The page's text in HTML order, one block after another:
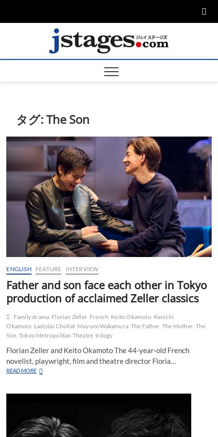
ージ
タグ:The Son
ENGLISH FEATURE INTERVIEW
Father and son face each other in Tokyo
production of acclaimed Zeller classics
Family drama Florian Zeller French Keito Okamoto Kenichi
Okamoto Ladislas Chollat Mayumi Wakamura The Father The Mother The
Son Tokyo Metropolitan Theatre trilogy
Florian Zeller and Keito Okamoto The 44-year-old French
novelist, playwright, film and theatre director Floria…
READ MOREFather
face
in
Tokyo